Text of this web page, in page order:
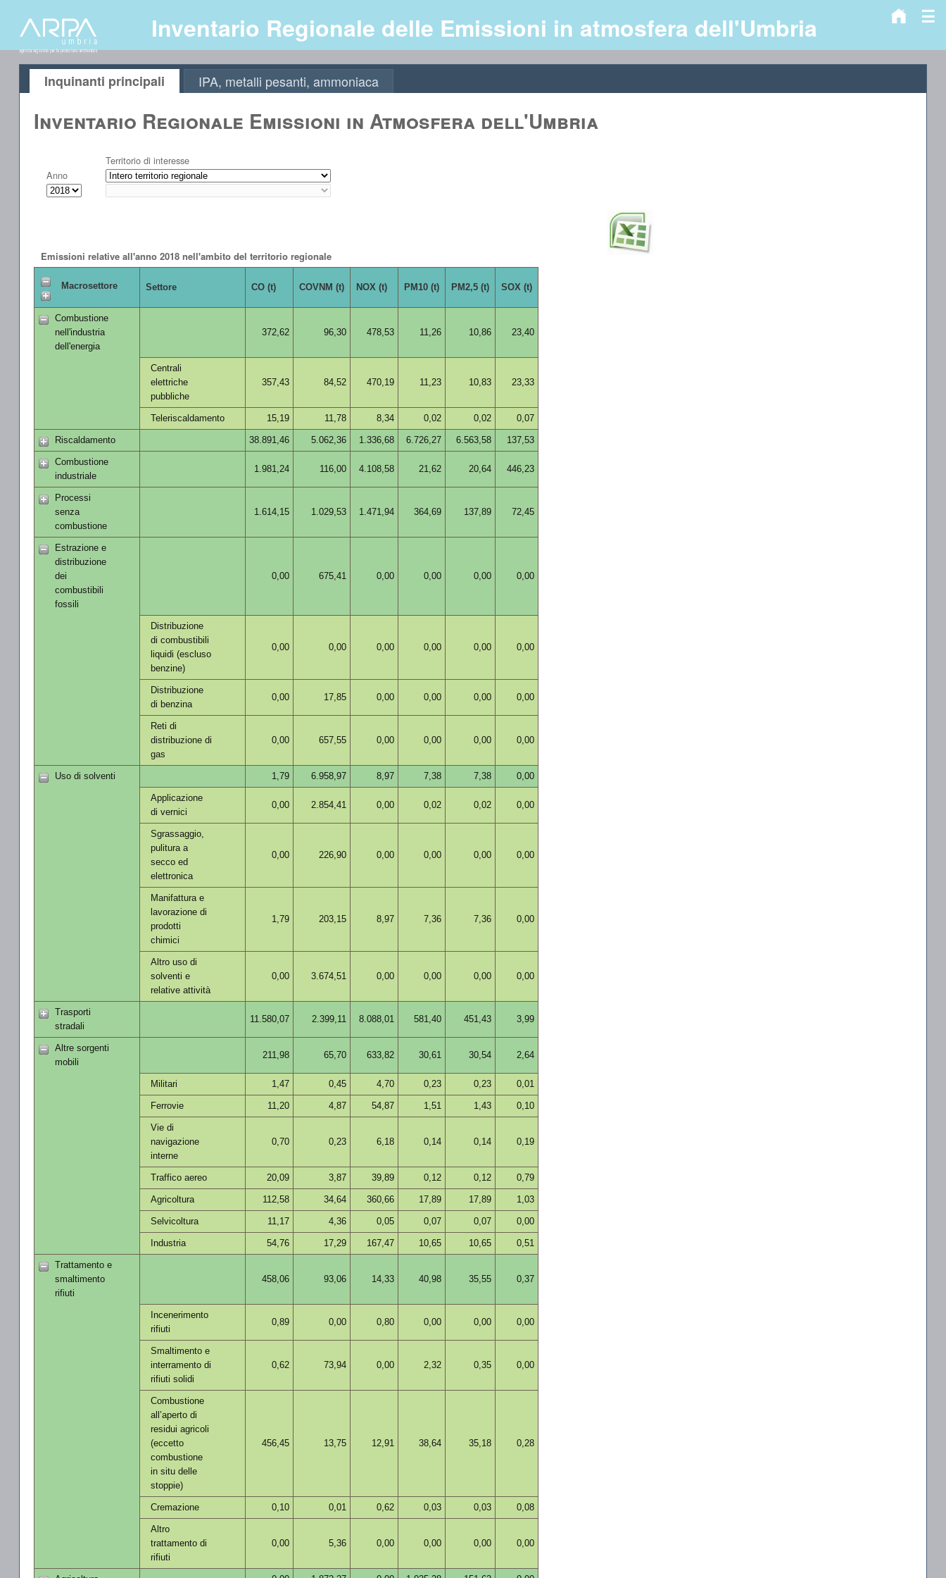
☰
Inventario Regionale delle Emissioni in atmosfera dell'Umbria
Inquinanti principali IPA, metalli pesanti, ammoniaca
Inventario Regionale Emissioni in Atmosfera dell'Umbria
Anno
Territorio di interesse
Emissioni relative all'anno 2018 nell'ambito del territorio regionale
Macrosettore Settore CO (t) COVNM (t) NOX (t) PM10 (t) PM2,5 (t) SOX (t)
Combustione
nell'industria
dell'energia
372,62 96,30 478,53 11,26 10,86 23,40
Centrali
elettriche
pubbliche
357,43 84,52 470,19 11,23 10,83 23,33
Teleriscaldamento 15,19 11,78 8,34 0,02 0,02 0,07
Riscaldamento 38.891,46 5.062,36 1.336,68 6.726,27 6.563,58 137,53
Combustione
industriale
1.981,24 116,00 4.108,58 21,62 20,64 446,23
Processi
senza
combustione
1.614,15 1.029,53 1.471,94 364,69 137,89 72,45
Estrazione e
distribuzione
dei
combustibili
fossili
0,00 675,41 0,00 0,00 0,00 0,00
Distribuzione
di combustibili
liquidi (escluso
benzine)
0,00 0,00 0,00 0,00 0,00 0,00
Distribuzione
di benzina
0,00 17,85 0,00 0,00 0,00 0,00
Reti di
distribuzione di
gas
0,00 657,55 0,00 0,00 0,00 0,00
Uso di solventi 1,79 6.958,97 8,97 7,38 7,38 0,00
Applicazione
di vernici
0,00 2.854,41 0,00 0,02 0,02 0,00
Sgrassaggio,
pulitura a
secco ed
elettronica
0,00 226,90 0,00 0,00 0,00 0,00
Manifattura e
lavorazione di
prodotti
chimici
1,79 203,15 8,97 7,36 7,36 0,00
Altro uso di
solventi e
relative attività
0,00 3.674,51 0,00 0,00 0,00 0,00
Trasporti
stradali
11.580,07 2.399,11 8.088,01 581,40 451,43 3,99
Altre sorgenti
mobili
211,98 65,70 633,82 30,61 30,54 2,64
Militari 1,47 0,45 4,70 0,23 0,23 0,01
Ferrovie 11,20 4,87 54,87 1,51 1,43 0,10
Vie di
navigazione
interne
0,70 0,23 6,18 0,14 0,14 0,19
Traffico aereo 20,09 3,87 39,89 0,12 0,12 0,79
Agricoltura 112,58 34,64 360,66 17,89 17,89 1,03
Selvicoltura 11,17 4,36 0,05 0,07 0,07 0,00
Industria 54,76 17,29 167,47 10,65 10,65 0,51
Trattamento e
smaltimento
rifiuti
458,06 93,06 14,33 40,98 35,55 0,37
Incenerimento
rifiuti
0,89 0,00 0,80 0,00 0,00 0,00
Smaltimento e
interramento di
rifiuti solidi
0,62 73,94 0,00 2,32 0,35 0,00
Combustione
all’aperto di
residui agricoli
(eccetto
combustione
in situ delle
stoppie)
456,45 13,75 12,91 38,64 35,18 0,28
Cremazione 0,10 0,01 0,62 0,03 0,03 0,08
Altro
trattamento di
rifiuti
0,00 5,36 0,00 0,00 0,00 0,00